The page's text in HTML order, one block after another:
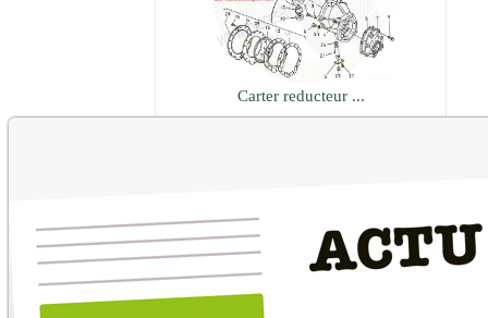
Carter reducteur ...